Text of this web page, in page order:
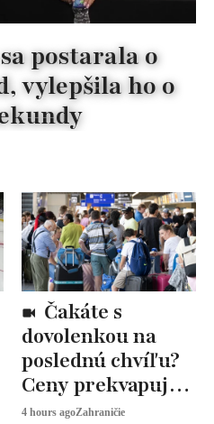
dovolenkou na
poslednú chvíľu?
Ceny prekvapujú,
odborníci radia
4 hours agoZahraničie
postarala o
vylepšila ho o